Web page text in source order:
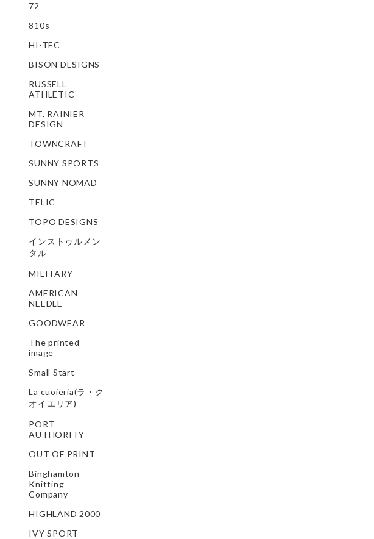
72
810s
HI-TEC
BISON DESIGNS
RUSSELL
ATHLETIC
MT. RAINIER
DESIGN
TOWNCRAFT
SUNNY SPORTS
SUNNY NOMAD
TELIC
TOPO DESIGNS
インストゥルメン
タル
MILITARY
AMERICAN
NEEDLE
GOODWEAR
The printed
image
Small Start
La cuoieria(ラ・ク
オイエリア)
PORT
AUTHORITY
OUT OF PRINT
Binghamton
Knitting
Company
HIGHLAND 2000
IVY SPORT